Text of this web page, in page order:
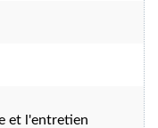
et l'entretien